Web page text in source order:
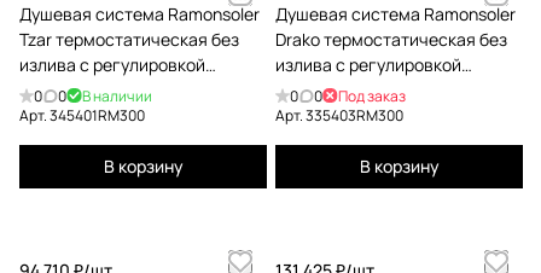
Душевая система Ramonsoler
Tzar термостатическая без
излива с регулировкой
высоты 345401RM300
0 0
В наличии
Арт.345401RM300
В корзину
Душевая система Ramonsoler
Drako термостатическая без
излива с регулировкой
высоты 335403RM300
0 0
Под заказ
Арт.335403RM300
В корзину